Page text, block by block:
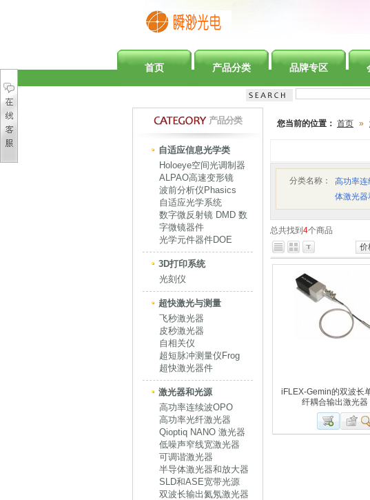
首页 产品分类 品牌专区
产品分类
自适应信息光学类
Holoeye空间光调制器
ALPAO高速变形镜
波前分析仪Phasics
自适应光学系统
数字微反射镜 DMD 数
字微镜器件
光学元件器件DOE
3D打印系统
光刻仪
超快激光与测量
飞秒激光器
皮秒激光器
自相关仪
超短脉冲测量仪Frog
超快激光器件
激光器和光源
高功率连续波OPO
高功率光纤激光器
Qioptiq NANO 激光器
低噪声窄线宽激光器
可调谐激光器
半导体激光器和放大器
SLD和ASE宽带光源
双波长输出氦氖激光器
您当前的位置： 首页 »
分类名称： 高功率连
体激光器
总共找到 4个商品
价
iFLEX-Gemin的双波长
纤耦合输出激光器